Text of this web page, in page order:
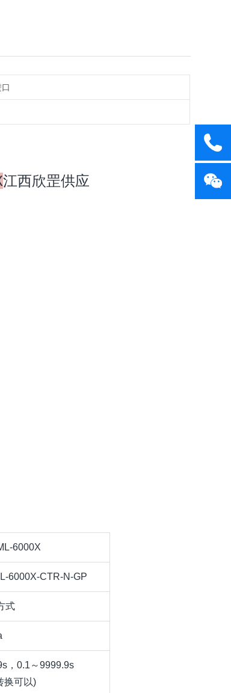
江西欣罡供应
6000X
6000X-CTR-N-GP
式
，0.1～9999.9s
换可以)